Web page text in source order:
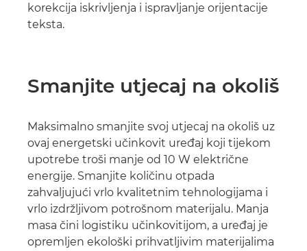
korekcija iskrivljenja i ispravljanje orijentacije
teksta.
Smanjite utjecaj na okoliš
Maksimalno smanjite svoj utjecaj na okoliš uz
ovaj energetski učinkovit uređaj koji tijekom
upotrebe troši manje od 10 W električne
energije. Smanjite količinu otpada
zahvaljujući vrlo kvalitetnim tehnologijama i
vrlo izdržljivom potrošnom materijalu. Manja
masa čini logistiku učinkovitijom, a uređaj je
opremljen ekološki prihvatljivim materijalima